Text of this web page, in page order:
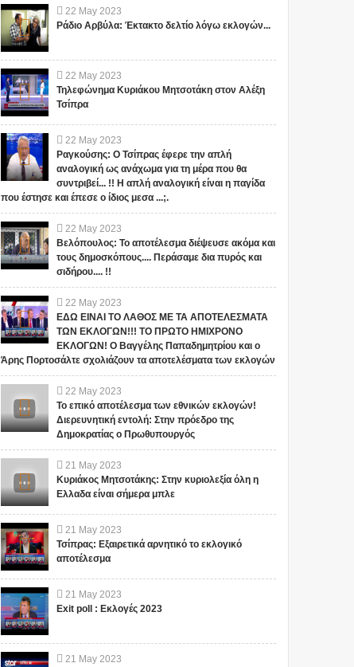
22 May 2023
Ράδιο Αρβύλα: Έκτακτο δελτίο λόγω εκλογών...
22 May 2023
Τηλεφώνημα Κυριάκου Μητσοτάκη στον Αλέξη
Τσίπρα
22 May 2023
Ραγκούσης: Ο Τσίπρας έφερε την απλή
αναλογική ως ανάχωμα για τη μέρα που θα
συντριβεί... !! Η απλή αναλογική είναι η παγίδα
που έστησε και έπεσε ο ίδιος μεσα ...;.
22 May 2023
Βελόπουλος: Το αποτέλεσμα διέψευσε ακόμα και
τους δημοσκόπους.... Περάσαμε δια πυρός και
σιδήρου.... !!
22 May 2023
ΕΔΩ ΕΙΝΑΙ ΤΟ ΛΑΘΟΣ ΜΕ ΤΑ ΑΠΟΤΕΛΕΣΜΑΤΑ
ΤΩΝ ΕΚΛΟΓΩΝ!!! ΤΟ ΠΡΩΤΟ ΗΜΙΧΡΟΝΟ
ΕΚΛΟΓΩΝ! Ο Βαγγέλης Παπαδημητρίου και ο
Άρης Πορτοσάλτε σχολιάζουν τα αποτελέσματα των εκλογών
22 May 2023
Το επικό αποτέλεσμα των εθνικών εκλογών!
Διερευνητική εντολή: Στην πρόεδρο της
Δημοκρατίας ο Πρωθυπουργός
21 May 2023
Κυριάκος Μητσοτάκης: Στην κυριολεξία όλη η
Ελλαδα είναι σήμερα μπλε
21 May 2023
Τσίπρας: Εξαιρετικά αρνητικό το εκλογικό
αποτέλεσμα
21 May 2023
Exit poll : Εκλογές 2023
21 May 2023